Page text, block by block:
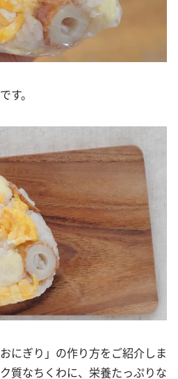
す。
にぎり」の作り方をご紹介しま
質なちくわに、栄養たっぷりな